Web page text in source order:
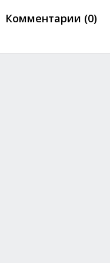
Комментарии (0)